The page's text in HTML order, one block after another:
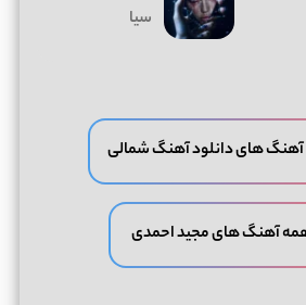
سیا
آهنگ های دانلود آهنگ شمالی
آهنگ های مجید احمدی